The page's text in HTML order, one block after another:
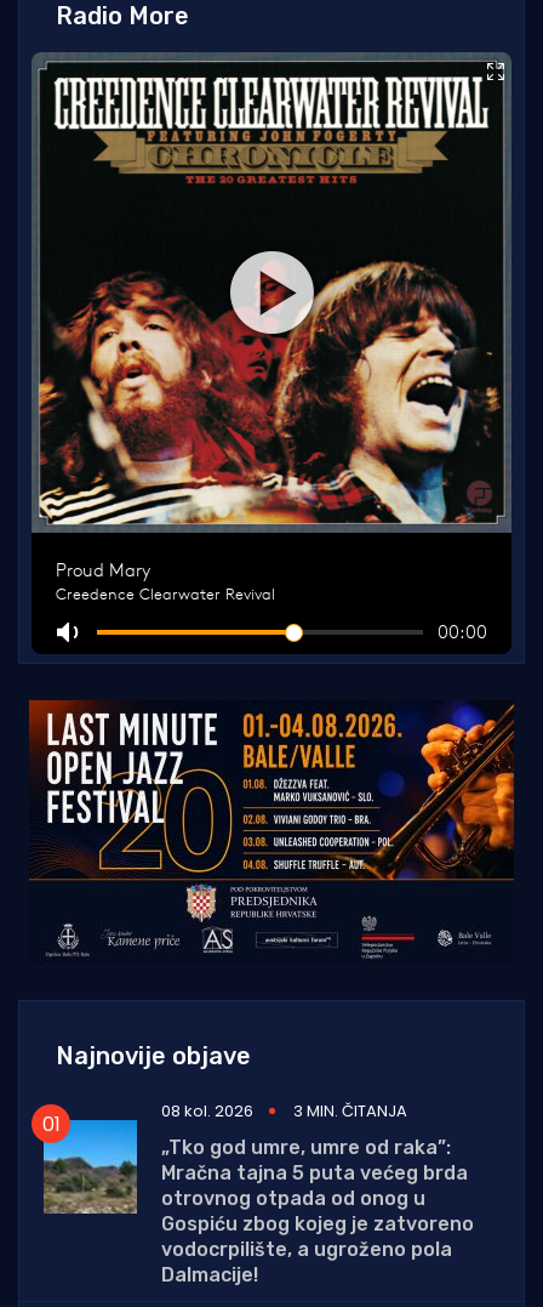
Radio More
Najnovije objave
08 kol. 2026
3 MIN. ČITANJA
„Tko god umre, umre od raka”:
Mračna tajna 5 puta većeg brda
otrovnog otpada od onog u
Gospiću zbog kojeg je zatvoreno
vodocrpilište, a ugroženo pola
Dalmacije!